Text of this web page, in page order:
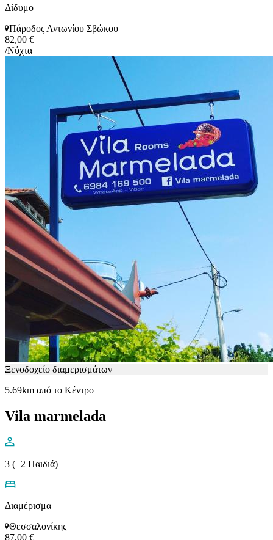
Δίδυμο
Πάροδος Αντωνίου Σβώκου
82,00 €
/Νύχτα
Ξενοδοχείο διαμερισμάτων
5.69km από το Κέντρο
Vila marmelada
3 (+2 Παιδιά)
Διαμέρισμα
Θεσσαλονίκης
87,00 €